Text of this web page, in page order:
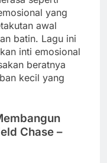
yang
awal
batin. Lagu ini
inti emosional
beratnya
kecil yang
Chase –